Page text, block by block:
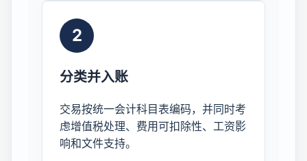
2
分类并入账
交易按统一会计科目表编码，并同时考
虑增值税处理、费用可扣除性、工资影
响和文件支持。